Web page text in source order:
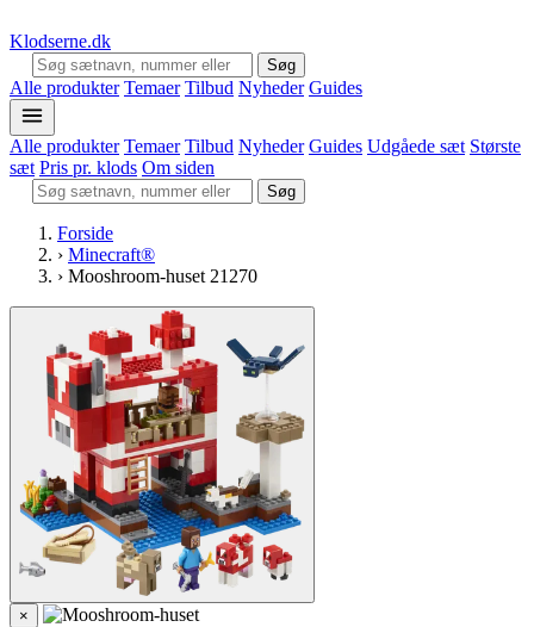
Klodserne.dk
Søg
Alle produkter Temaer Tilbud Nyheder Guides
Alle produkter Temaer Tilbud Nyheder Guides Udgåede sæt Største
sæt Pris pr. klods Om siden
Søg
Forside
› Minecraft®
› Mooshroom-huset 21270
×